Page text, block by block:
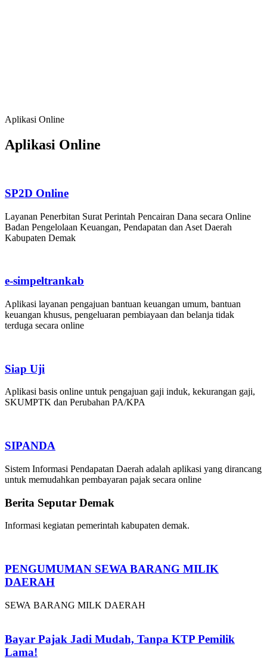
Aplikasi Online
Aplikasi Online
SP2D Online
Layanan Penerbitan Surat Perintah Pencairan Dana secara Online
Badan Pengelolaan Keuangan, Pendapatan dan Aset Daerah
Kabupaten Demak
e-simpeltrankab
Aplikasi layanan pengajuan bantuan keuangan umum, bantuan
keuangan khusus, pengeluaran pembiayaan dan belanja tidak
terduga secara online
Siap Uji
Aplikasi basis online untuk pengajuan gaji induk, kekurangan gaji,
SKUMPTK dan Perubahan PA/KPA
SIPANDA
Sistem Informasi Pendapatan Daerah adalah aplikasi yang dirancang
untuk memudahkan pembayaran pajak secara online
Berita Seputar Demak
Informasi kegiatan pemerintah kabupaten demak.
PENGUMUMAN SEWA BARANG MILIK
DAERAH
SEWA BARANG MILK DAERAH
Bayar Pajak Jadi Mudah, Tanpa KTP Pemilik
Lama!